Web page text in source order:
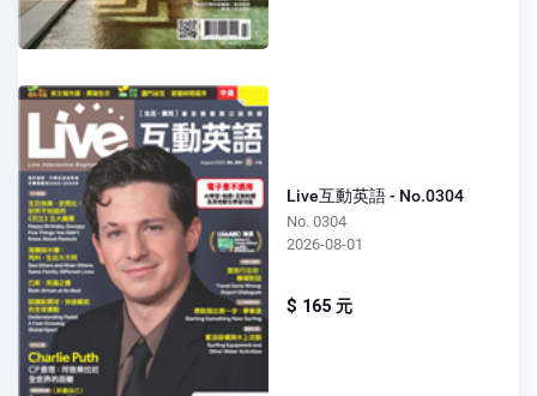
Live互動英語 - No.0304
No. 0304
2026-08-01
$ 165 元